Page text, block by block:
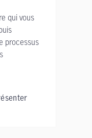
qui vous
processus